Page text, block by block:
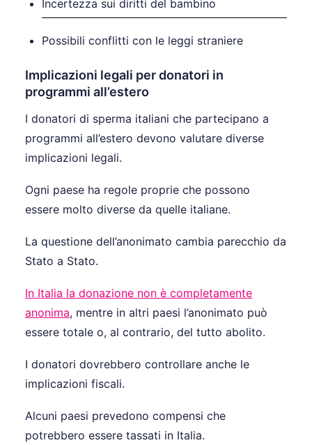
Incertezza sui diritti del bambino
Possibili conflitti con le leggi straniere
Implicazioni legali per donatori in
programmi all’estero
I donatori di sperma italiani che partecipano a
programmi all’estero devono valutare diverse
implicazioni legali.
Ogni paese ha regole proprie che possono
essere molto diverse da quelle italiane.
La questione dell’anonimato cambia parecchio da
Stato a Stato.
In Italia la donazione non è completamente
anonima, mentre in altri paesi l’anonimato può
essere totale o, al contrario, del tutto abolito.
I donatori dovrebbero controllare anche le
implicazioni fiscali.
Alcuni paesi prevedono compensi che
potrebbero essere tassati in Italia.